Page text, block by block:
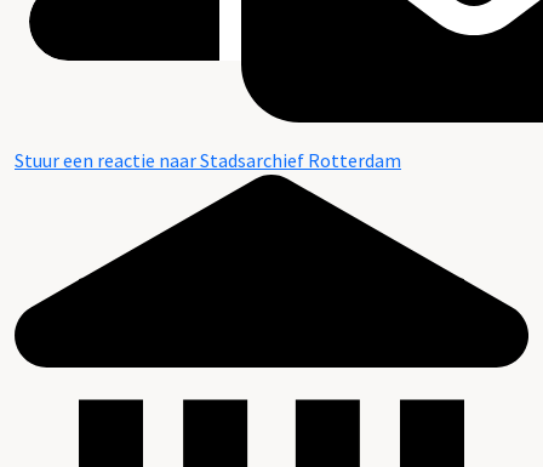
Stuur een reactie naar Stadsarchief Rotterdam